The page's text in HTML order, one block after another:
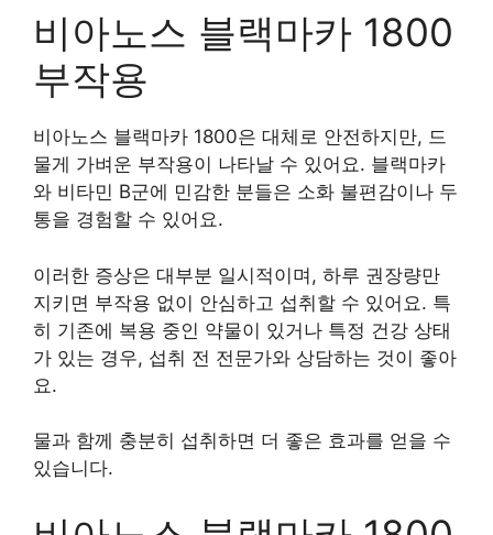
비아노스 블랙마카 1800
부작용
비아노스 블랙마카 1800은 대체로 안전하지만, 드
물게 가벼운 부작용이 나타날 수 있어요. 블랙마카
와 비타민 B군에 민감한 분들은 소화 불편감이나 두
통을 경험할 수 있어요.
이러한 증상은 대부분 일시적이며, 하루 권장량만
지키면 부작용 없이 안심하고 섭취할 수 있어요. 특
히 기존에 복용 중인 약물이 있거나 특정 건강 상태
가 있는 경우, 섭취 전 전문가와 상담하는 것이 좋아
요.
물과 함께 충분히 섭취하면 더 좋은 효과를 얻을 수
있습니다.